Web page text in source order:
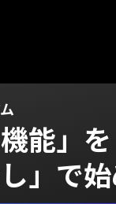
能」を
し」で